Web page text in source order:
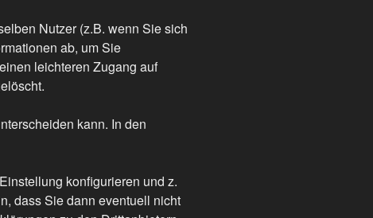
Nutzer (z.B. wenn Sie sich
ab, um Sie
leichteren Zugang auf
kann. In den
konfigurieren und z.
dass Sie dann eventuell nicht